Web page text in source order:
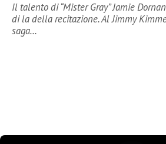
Il talento di “Mister Gray” Jamie
di la della recitazione. Al Jimmy
saga…